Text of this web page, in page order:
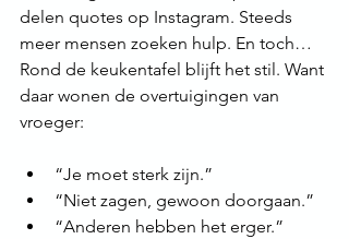
delen quotes op Instagram. Steeds
meer mensen zoeken hulp. En toch…
Rond de keukentafel blijft het stil. Want
daar wonen de overtuigingen van
vroeger:
“Je moet sterk zijn.”
“Niet zagen, gewoon doorgaan.”
“Anderen hebben het erger.”